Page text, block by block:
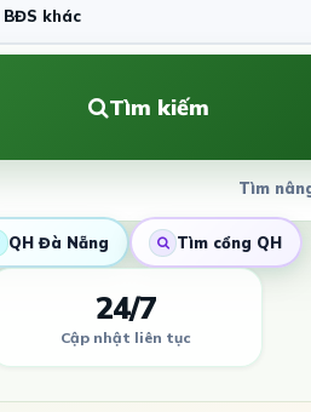
Tìm kiếm
Tìm
QH Đà Nẵng Tìm cổng QH
24/7
Cập nhật liên tục